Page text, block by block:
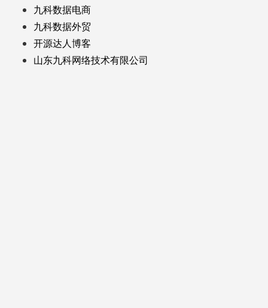
九科数据电商
九科数据外贸
开源达人博客
山东九科网络技术有限公司